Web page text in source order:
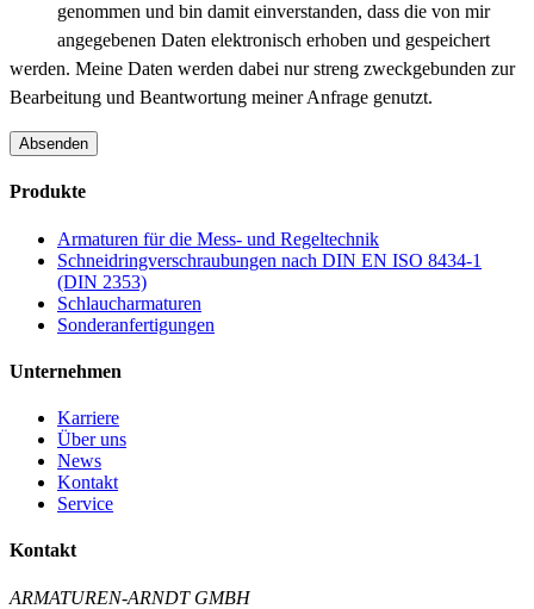
genommen und bin damit einverstanden, dass die von mir
angegebenen Daten elektronisch erhoben und gespeichert
werden. Meine Daten werden dabei nur streng zweckgebunden zur
Bearbeitung und Beantwortung meiner Anfrage genutzt.
Absenden
Produkte
Armaturen für die Mess- und Regeltechnik
Schneidringverschraubungen nach DIN EN ISO 8434-1
(DIN 2353)
Schlaucharmaturen
Sonderanfertigungen
Unternehmen
Karriere
Über uns
News
Kontakt
Service
Kontakt
ARMATUREN-ARNDT GMBH